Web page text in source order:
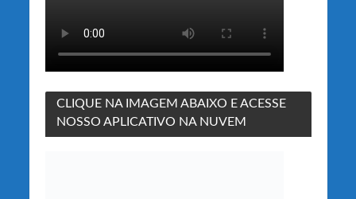
CLIQUE NA IMAGEM ABAIXO E ACESSE
NOSSO APLICATIVO NA NUVEM